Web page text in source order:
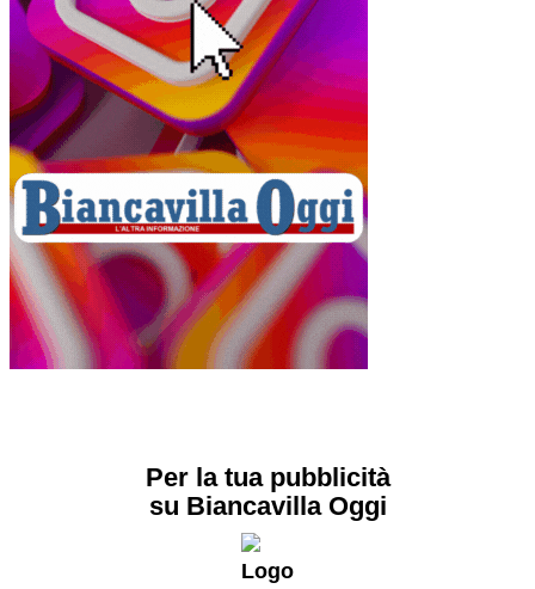
Per la tua pubblicità
su Biancavilla Oggi